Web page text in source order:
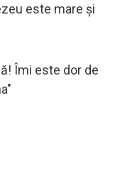
este mare și
Îmi este dor de